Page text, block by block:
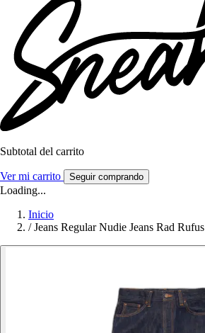
Subtotal del carrito
Ver mi carrito Seguir comprando
Loading...
Inicio
/ Jeans Regular Nudie Jeans Rad Rufus